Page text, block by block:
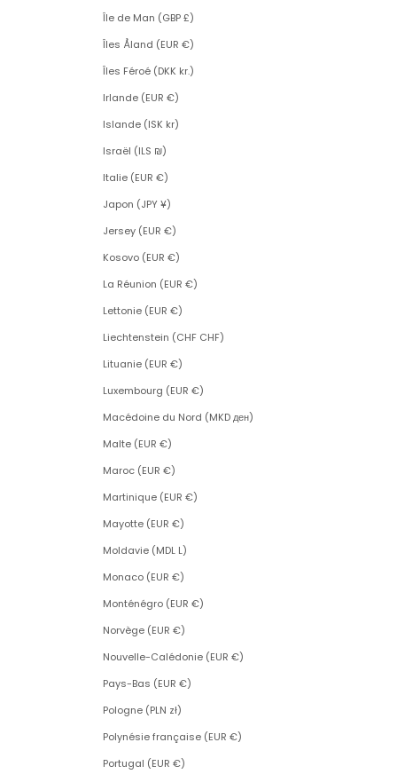
Île de Man (GBP £)
Îles Åland (EUR €)
Îles Féroé (DKK kr.)
Irlande (EUR €)
Islande (ISK kr)
Israël (ILS ₪)
Italie (EUR €)
Japon (JPY ¥)
Jersey (EUR €)
Kosovo (EUR €)
La Réunion (EUR €)
Lettonie (EUR €)
Liechtenstein (CHF CHF)
Lituanie (EUR €)
Luxembourg (EUR €)
Macédoine du Nord (MKD ден)
Malte (EUR €)
Maroc (EUR €)
Martinique (EUR €)
Mayotte (EUR €)
Moldavie (MDL L)
Monaco (EUR €)
Monténégro (EUR €)
Norvège (EUR €)
Nouvelle-Calédonie (EUR €)
Pays-Bas (EUR €)
Pologne (PLN zł)
Polynésie française (EUR €)
Portugal (EUR €)